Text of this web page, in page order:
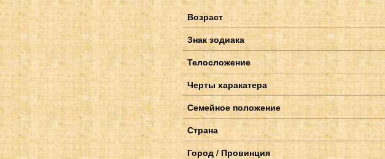
Возраст
Знак зодиака
Телосложение
Черты харакатера
Семейное положение
Страна
Город / Провинция